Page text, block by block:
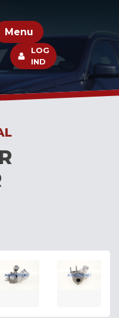
Menu
LOG
IND